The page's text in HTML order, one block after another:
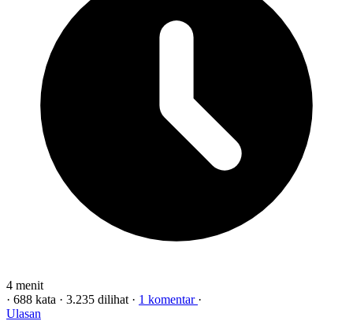
4 menit
· 688 kata · 3.235 dilihat · 1 komentar ·
Ulasan